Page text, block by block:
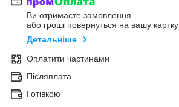
Ви отримаєте замовлення
або гроші повернуться на вашу картку
Детальніше
Оплатити частинами
Післяплата
Готівкою